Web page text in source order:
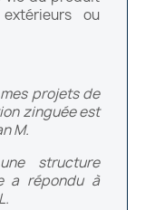
ou
projets de
zinguée est
M.
structure
a répondu à